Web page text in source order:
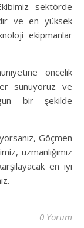
sektörde
ve en yüksek
ekipmanlar
öncelik
sunuyoruz ve
bir şekilde
Göçmen
uzmanlığımız
en iyi
0 Yorum